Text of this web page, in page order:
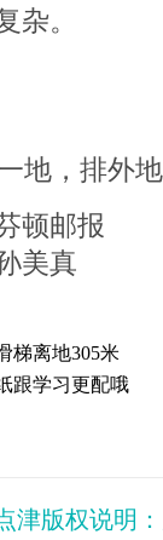
杂。
地，排外地
顿邮报
美真
梯离地305米
跟学习更配哦
津版权说明